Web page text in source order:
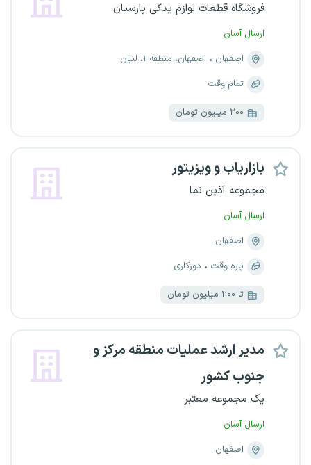
فروشگاه قطعات لوازم یدکی پارسیان
ارسال آسان
اصفهان
اصفهان، منطقه ۱، لنبان
تمام وقت
۲۰۰ میلیون تومان
بازاریاب و ویزیتور
مجموعه آذین نما
ارسال آسان
اصفهان
پاره وقت
دورکاری
تا ۲۰۰ میلیون تومان
مدیر ارشد عملیات منطقه مرکز و
جنوب کشور
یک مجموعه معتبر
ارسال آسان
اصفهان